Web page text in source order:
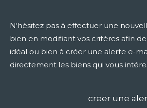
N'hésitez pas à effectuer une
bien en modifiant vos critères afin
idéal ou bien à créer une alerte e-
directement les biens qui vous
creer une